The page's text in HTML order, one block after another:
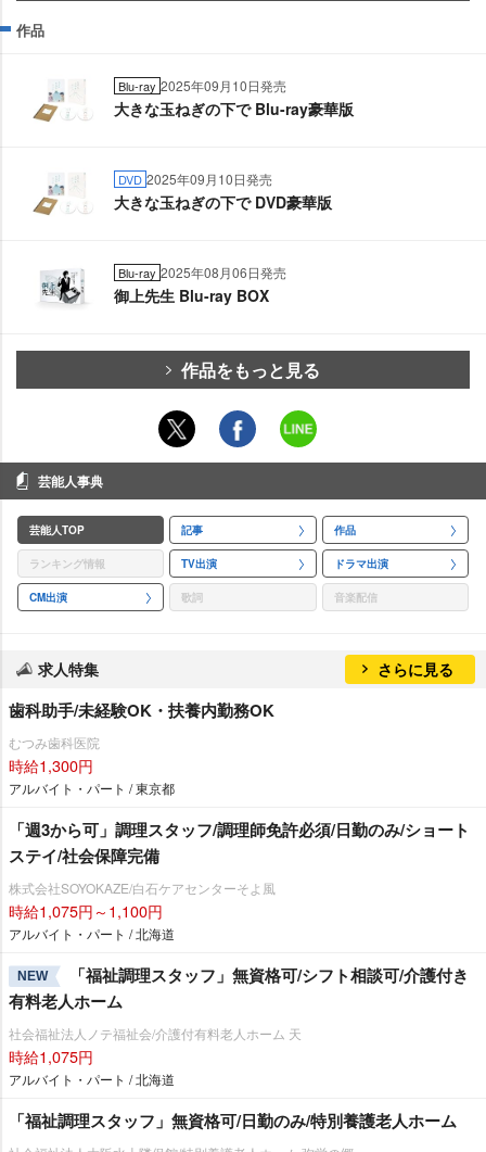
作品
Blu-ray 2025年09月10日発売
大きな玉ねぎの下で Blu-ray豪華版
DVD 2025年09月10日発売
大きな玉ねぎの下で DVD豪華版
Blu-ray 2025年08月06日発売
御上先生 Blu-ray BOX
作品をもっと見る
芸能人事典
芸能人TOP 記事 作品
ランキング情報 TV出演 ドラマ出演
CM出演 歌詞 音楽配信
求人特集 さらに見る
歯科助手/未経験OK・扶養内勤務OK
むつみ歯科医院
時給1,300円
アルバイト・パート / 東京都
「週3から可」調理スタッフ/調理師免許必須/日勤のみ/ショート
ステイ/社会保障完備
株式会社SOYOKAZE/白石ケアセンターそよ風
時給1,075円～1,100円
アルバイト・パート / 北海道
NEW
「福祉調理スタッフ」無資格可/シフト相談可/介護付き
有料老人ホーム
社会福祉法人ノテ福祉会/介護付有料老人ホーム 天
時給1,075円
アルバイト・パート / 北海道
「福祉調理スタッフ」無資格可/日勤のみ/特別養護老人ホーム